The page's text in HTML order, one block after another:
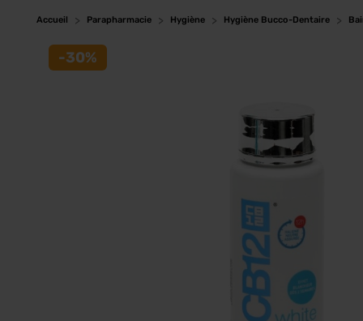
Filtres
CATÉGORIES
PRODUITS
Accueil Parapharmacie Hygiène Hygiène Bucco-Dentaire
-30%